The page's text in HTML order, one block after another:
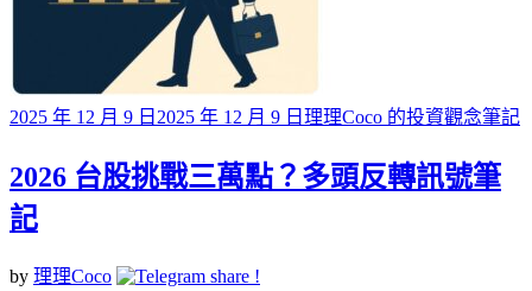
Posted
on
2025 年 12 月 9 日 2025 年 12 月 9 日 理理Coco 的投資觀念筆記
2026 台股挑戰三萬點？多頭反轉訊號筆
記
by 理理Coco